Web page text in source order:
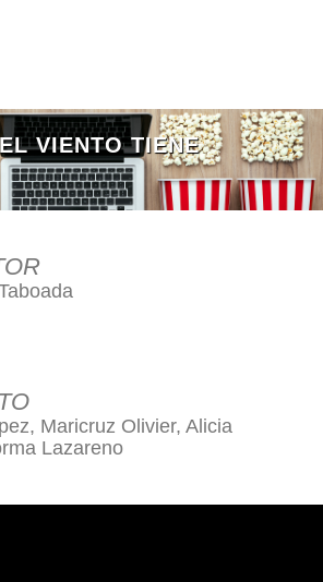
VIENTO TIENE
Maricruz Olivier, Alicia
Lazareno